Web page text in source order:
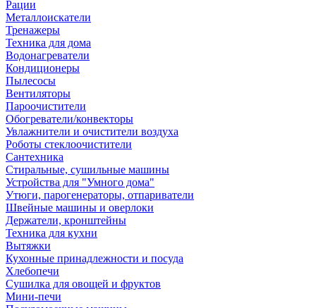
Рации
Металлоискатели
Тренажеры
Техника для дома
Водонагреватели
Кондиционеры
Пылесосы
Вентиляторы
Пароочистители
Обогреватели/конвекторы
Увлажнители и очистители воздуха
Роботы стеклоочистители
Сантехника
Стиральные, сушильные машины
Устройства для "Умного дома"
Утюги, парогенераторы, отпариватели
Швейные машины и оверлоки
Держатели, кронштейны
Техника для кухни
Вытяжки
Кухонные принадлежности и посуда
Хлебопечи
Сушилка для овощей и фруктов
Мини-печи